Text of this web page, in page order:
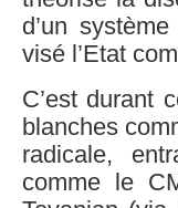
d’un
visé l’Etat
C’est durant
blanches
radicale,
comme le